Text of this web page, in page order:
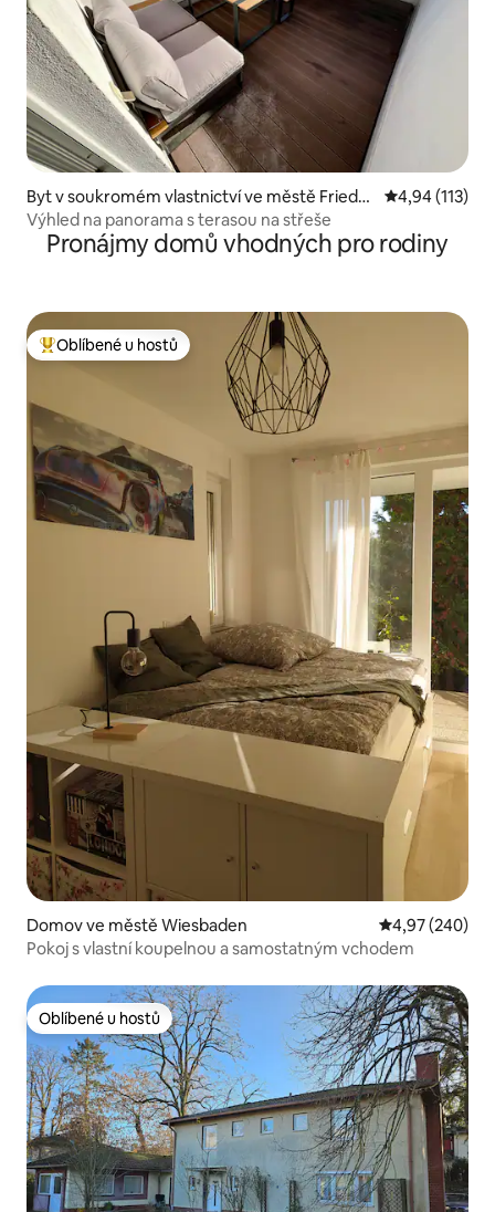
Byt v soukromém vlastnictví ve městě Friedri
chsdorf
Průměrné
4,94 (113)
Výhled na panorama s terasou na střeše
Pronájmy domů vhodných pro rodiny
Nejlepší v kategorii Oblíbené u hostů
Oblíbené u hostů
Domov ve městě Wiesbaden Průměrné
4,97 (240)
Pokoj s vlastní koupelnou a samostatným vchodem
Oblíbené u hostů
Oblíbené u hostů